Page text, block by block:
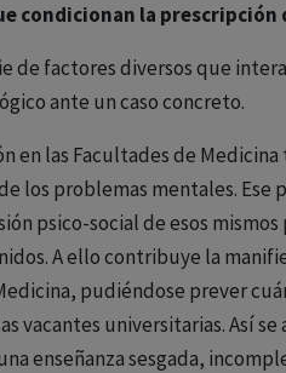
condicionan la prescripción
de factores diversos que
ante un caso concreto.
en las Facultades de
los problemas mentales.
psico-social de esos
A ello contribuye la
pudiéndose prever
vacantes universitarias. Así
enseñanza sesgada,